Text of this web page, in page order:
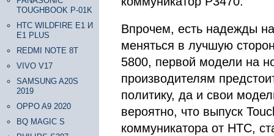
TOUGHBOOK P-01K
HTC WILDFIRE E1 И
E1 PLUS
REDMI NOTE 8T
VIVO V17
SAMSUNG A20S
2019
OPPO A9 2020
BQ MAGIC S
Впрочем, есть надежды
меняться в лучшую
5800, первой модели на
производителям
политику, да и свои
вероятно, что выпуск
коммуникатора от HTC,